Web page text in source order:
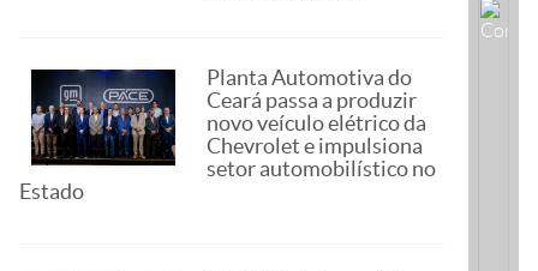
Planta Automotiva do
Ceará passa a produzir
novo veículo elétrico da
Chevrolet e impulsiona
setor automobilístico no
Estado